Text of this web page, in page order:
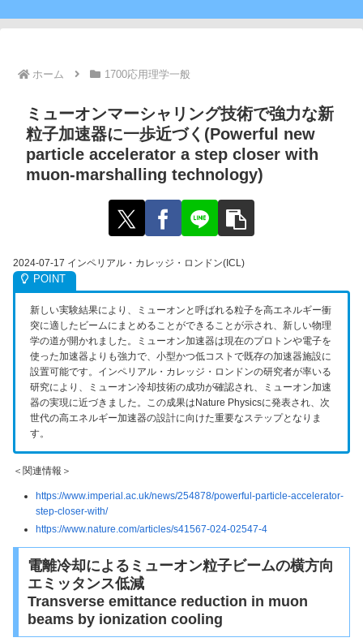
ホーム 1700応用理学一般
ミューオンマーシャリング技術で強力な新
粒子加速器に一歩近づく(Powerful new
particle accelerator a step closer with
muon-marshalling technology)
2024-07-17 インペリアル・カレッジ・ロンドン(ICL)
新しい実験結果により、ミューオンと呼ばれる粒子を高エネルギー衝
突に適したビームにまとめることができることが示され、新しい物理
学の道が開かれました。ミューオン加速器は現在のプロトンや電子を
使った加速器よりも強力で、小型かつ低コストで既存の加速器施設に
設置可能です。インペリアル・カレッジ・ロンドンの研究者が率いる
研究により、ミューオン冷却技術の成功が確認され、ミューオン加速
器の実現に近づきました。この成果はNature Physicsに発表され、次
世代の高エネルギー加速器の設計に向けた重要なステップとなりま
す。
＜関連情報＞
https://www.imperial.ac.uk/news/254878/powerful-particle-accelerator-
step-closer-with/
https://www.nature.com/articles/s41567-024-02547-4
電離冷却によるミューオン粒子ビームの横方向
エミッタンス低減
Transverse emittance reduction in muon
beams by ionization cooling